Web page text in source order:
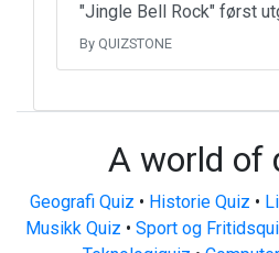
"Jingle Bell Rock" først
By QUIZSTONE
A world of
Geografi Quiz • Historie Quiz •
Musikk Quiz • Sport og